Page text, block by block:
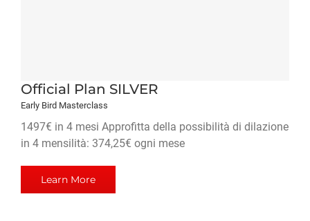
Official Plan SILVER
Early Bird Masterclass
1497€ in 4 mesi Approfitta della possibilità di dilazione
in 4 mensilità: 374,25€ ogni mese
Learn More